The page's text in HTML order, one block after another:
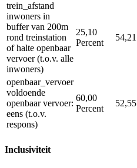
trein_afstand
inwoners in
buffer van 200m
rond treinstation
of halte openbaar
vervoer (t.o.v. alle
inwoners)
25,10
Percent
54,21
openbaar_vervoer
voldoende
openbaar vervoer:
eens (t.o.v.
respons)
60,00
Percent
52,55
Inclusiviteit